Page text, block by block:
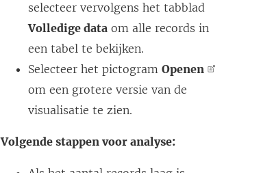
selecteer vervolgens het tabblad
Volledige data om alle records in
een tabel te bekijken.
Selecteer het pictogramOpenen
om een grotere versie van de
visualisatie te zien.
Volgende stappen voor analyse: